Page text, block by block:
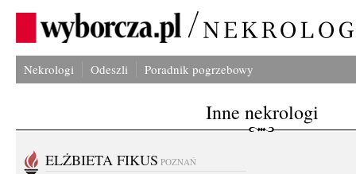
Nekrologi Odeszli Poradnik pogrzebowy
Inne nekrologi
ELŻBIETA FIKUS POZNAŃ